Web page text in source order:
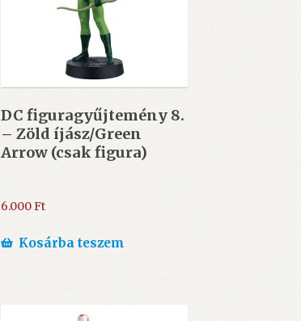
DC figuragyűjtemény 8.
– Zöld íjász/Green
Arrow (csak figura)
6.000Ft
Kosárba teszem